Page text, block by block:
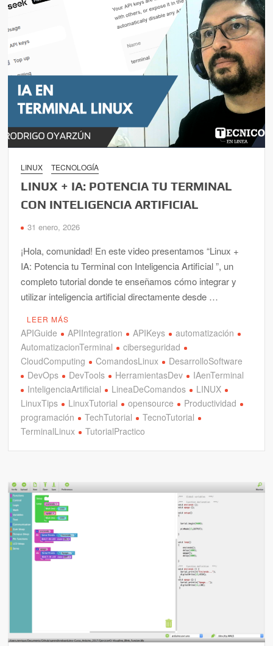
LINUX TECNOLOGÍA
LINUX + IA: POTENCIA TU TERMINAL
CON INTELIGENCIA ARTIFICIAL
31 enero, 2026
¡Hola, comunidad! En este video presentamos “Linux +
IA: Potencia tu Terminal con Inteligencia Artificial ”, un
completo tutorial donde te enseñamos cómo integrar y
utilizar inteligencia artificial directamente desde …
LEER MÁS
APIGuide APIIntegration APIKeys
automatización
AutomatizacionTerminal
ciberseguridad
CloudComputing
ComandosLinux
DesarrolloSoftware
DevOps
DevTools HerramientasDev
IAenTerminal
InteligenciaArtificial
LineaDeComandos
LINUX
LinuxTips
LinuxTutorial opensource
Productividad
programación
TechTutorial
TecnoTutorial
TerminalLinux
TutorialPractico